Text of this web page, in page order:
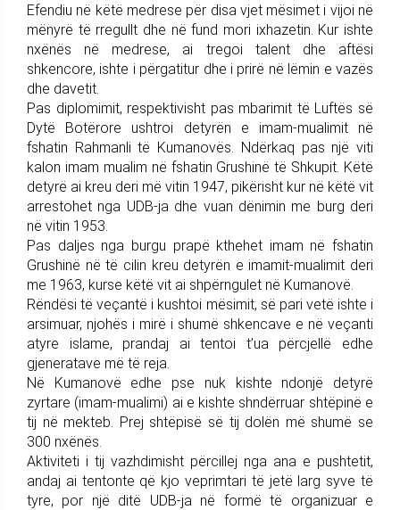
Efendiu në këtë medrese për disa vjet mësimet i vijoi në
mënyrë të rregullt dhe në fund mori ixhazetin. Kur ishte
nxënës në medrese, ai tregoi talent dhe aftësi
shkencore, ishte i përgatitur dhe i prirë në lëmin e vazës
dhe davetit.
Pas diplomimit, respektivisht pas mbarimit të Luftës së
Dytë Botërore ushtroi detyrën e imam-mualimit në
fshatin Rahmanli të Kumanovës. Ndërkaq pas një viti
kalon imam mualim në fshatin Grushinë të Shkupit. Këtë
detyrë ai kreu deri më vitin 1947, pikërisht kur në këtë vit
arrestohet nga UDB-ja dhe vuan dënimin me burg deri
në vitin 1953.
Pas daljes nga burgu prapë kthehet imam në fshatin
Grushinë në të cilin kreu detyrën e imamit-mualimit deri
me 1963, kurse këtë vit ai shpërngulet në Kumanovë.
Rëndësi të veçantë i kushtoi mësimit, së pari vetë ishte i
arsimuar, njohës i mirë i shumë shkencave e në veçanti
atyre islame, prandaj ai tentoi t’ua përcjellë edhe
gjeneratave më të reja.
Në Kumanovë edhe pse nuk kishte ndonjë detyrë
zyrtare (imam-mualimi) ai e kishte shndërruar shtëpinë e
tij në mekteb. Prej shtëpisë së tij dolën më shumë se
300 nxënës.
Aktiviteti i tij vazhdimisht përcillej nga ana e pushtetit,
andaj ai tentonte që kjo veprimtari të jetë larg syve të
tyre, por një ditë UDB-ja në formë të organizuar e